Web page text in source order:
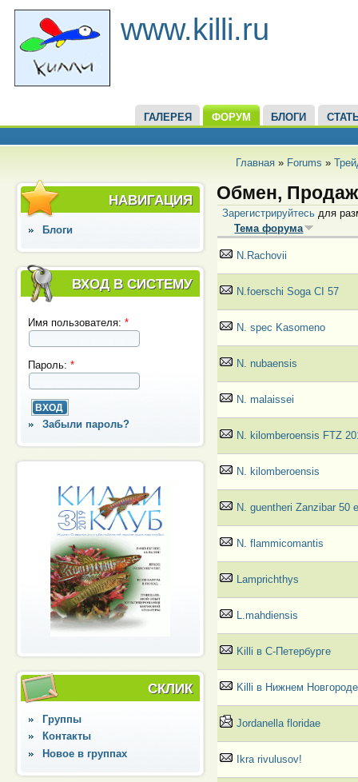
www.killi.ru
ГАЛЕРЕЯ ФОРУМ БЛОГИ
Главная» Forums »
НАВИГАЦИЯ
Блоги
ВХОД В СИСТЕМУ
Имя пользователя:*
Пароль:*
Забыли пароль?
СКЛИК
Группы
Контакты
Новое в группах
Обмен,
Зарегистрируйтесьдля
Тема форума
N.Rachovii
N.foerschi Soga CI 57
N. spec Kasomeno
N. nubaensis
N. malaissei
N. kilomberoensis FTZ
N. kilomberoensis
N. guentheri Zanzibar 50
N. flammicomantis
Lamprichthys
L.mahdiensis
Killi в С-Петербурге
Killi в Нижнем Новгороде
Jordanella floridae
Ikra rivulusov!